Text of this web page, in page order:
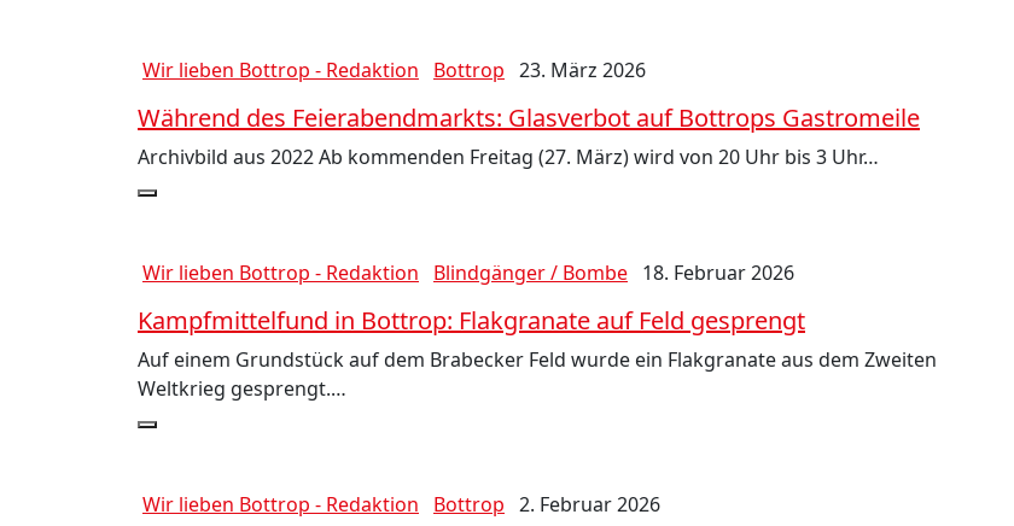
Wir lieben Bottrop - Redaktion Bottrop 23. März 2026
Während des Feierabendmarkts: Glasverbot auf Bottrops Gastromeile
Archivbild aus 2022 Ab kommenden Freitag (27. März) wird von 20 Uhr bis 3 Uhr…
Wir lieben Bottrop - Redaktion Blindgänger / Bombe 18. Februar 2026
Kampfmittelfund in Bottrop: Flakgranate auf Feld gesprengt
Auf einem Grundstück auf dem Brabecker Feld wurde ein Flakgranate aus dem Zweiten
Weltkrieg gesprengt.…
Wir lieben Bottrop - Redaktion Bottrop 2. Februar 2026